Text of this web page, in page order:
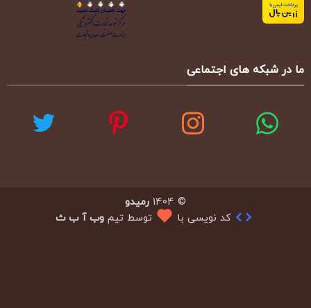
ما در شبکه های اجتماعی
© 1404
رمیدو
کد نویسی با
توسط تیم وب آ ب ث